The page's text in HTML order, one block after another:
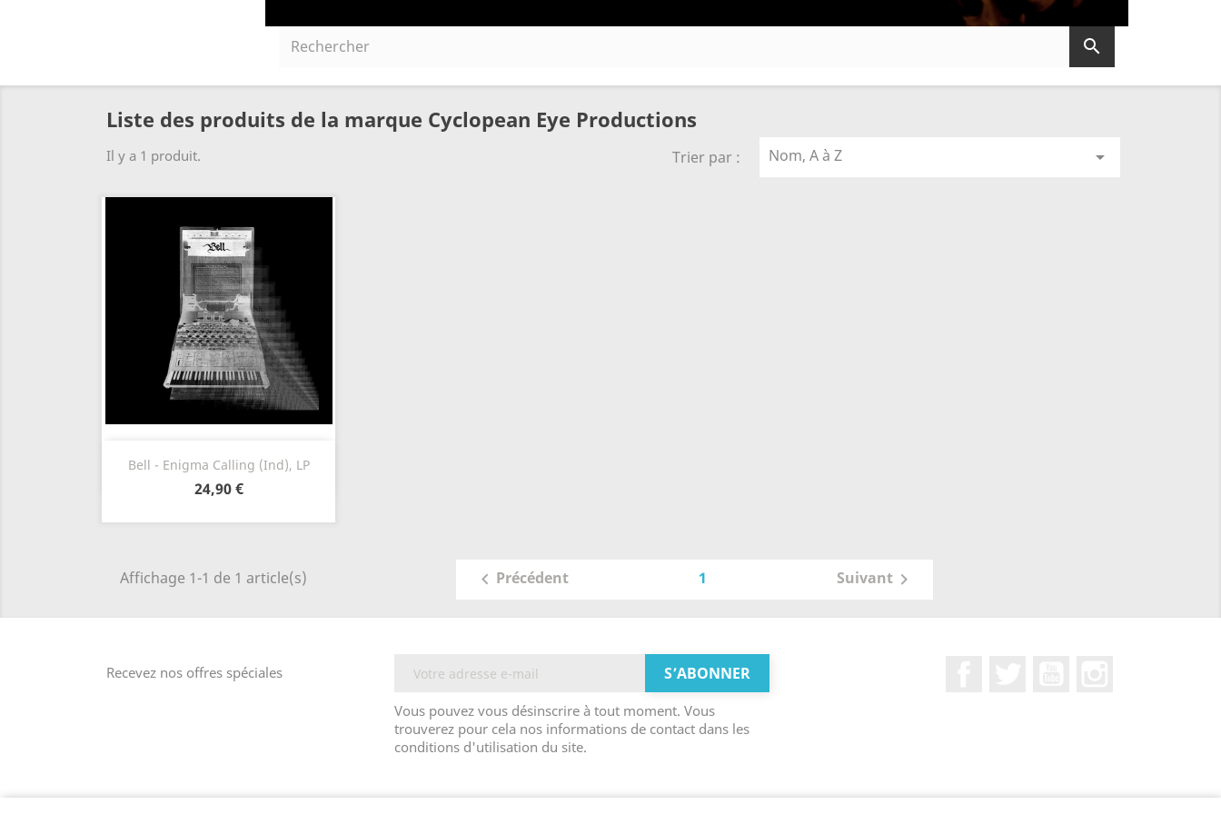

Liste des produits de la marque Cyclopean Eye Productions
Il y a 1 produit. Trier par : Nom, A à Z 
Bell - Enigma Calling (Ind), LP
24,90 €
Aperçu rapide
Affichage 1-1 de 1 article(s)  Précédent 1 Suivant
Recevez nos offres spéciales
Vous pouvez vous désinscrire à tout moment. Vous
trouverez pour cela nos informations de contact dans les
conditions d'utilisation du site.